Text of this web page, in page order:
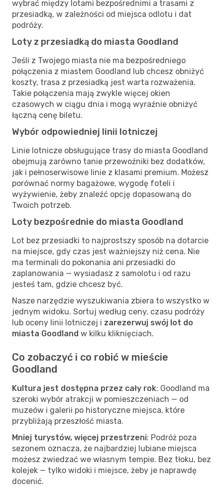
wybrać między lotami bezpośrednimi a trasami z
przesiadką, w zależności od miejsca odlotu i dat
podróży.
Loty z przesiadką do miasta Goodland
Jeśli z Twojego miasta nie ma bezpośredniego
połączenia z miastem Goodland lub chcesz obniżyć
koszty, trasa z przesiadką jest warta rozważenia.
Takie połączenia mają zwykle więcej okien
czasowych w ciągu dnia i mogą wyraźnie obniżyć
łączną cenę biletu.
Wybór odpowiedniej linii lotniczej
Linie lotnicze obsługujące trasy do miasta Goodland
obejmują zarówno tanie przewoźniki bez dodatków,
jak i pełnoserwisowe linie z klasami premium. Możesz
porównać normy bagażowe, wygodę foteli i
wyżywienie, żeby znaleźć opcję dopasowaną do
Twoich potrzeb.
Loty bezpośrednie do miasta Goodland
Lot bez przesiadki to najprostszy sposób na dotarcie
na miejsce, gdy czas jest ważniejszy niż cena. Nie
ma terminali do pokonania ani przesiadki do
zaplanowania — wysiadasz z samolotu i od razu
jesteś tam, gdzie chcesz być.
Nasze narzędzie wyszukiwania zbiera to wszystko w
jednym widoku. Sortuj według ceny, czasu podróży
lub oceny linii lotniczej i zarezerwuj swój lot do
miasta Goodland w kilku kliknięciach.
Co zobaczyć i co robić w mieście
Goodland
Kultura jest dostępna przez cały rok: Goodland ma
szeroki wybór atrakcji w pomieszczeniach — od
muzeów i galerii po historyczne miejsca, które
przybliżają przeszłość miasta.
Mniej turystów, więcej przestrzeni: Podróż poza
sezonem oznacza, że najbardziej lubiane miejsca
możesz zwiedzać we własnym tempie. Bez tłoku, bez
kolejek — tylko widoki i miejsce, żeby je naprawdę
docenić.